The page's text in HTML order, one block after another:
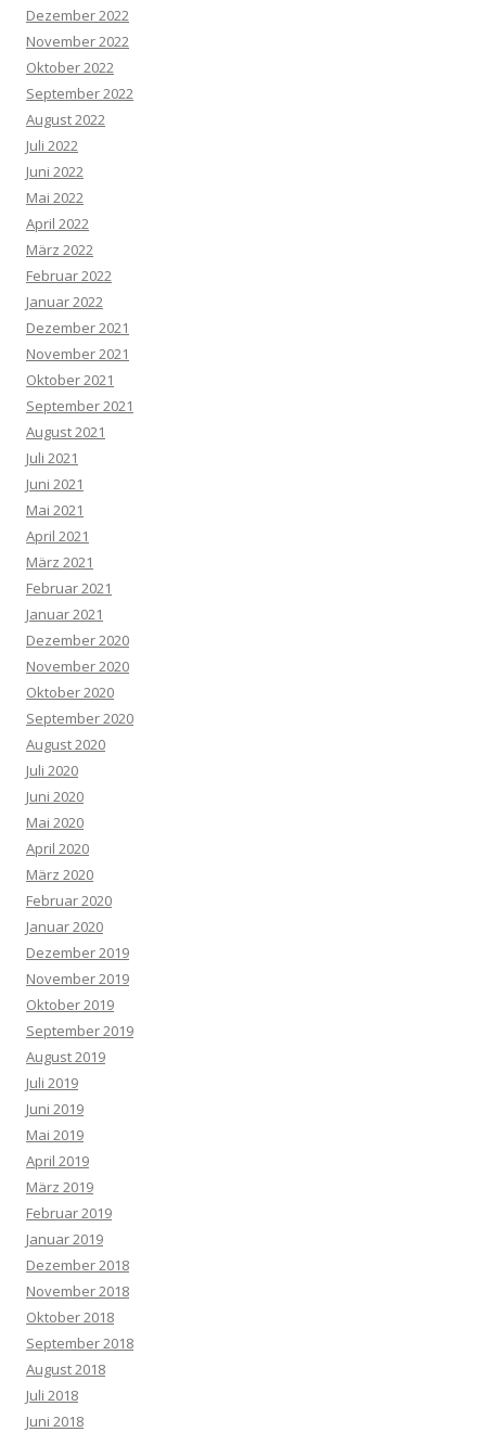
Dezember 2022
November 2022
Oktober 2022
September 2022
August 2022
Juli 2022
Juni 2022
Mai 2022
April 2022
März 2022
Februar 2022
Januar 2022
Dezember 2021
November 2021
Oktober 2021
September 2021
August 2021
Juli 2021
Juni 2021
Mai 2021
April 2021
März 2021
Februar 2021
Januar 2021
Dezember 2020
November 2020
Oktober 2020
September 2020
August 2020
Juli 2020
Juni 2020
Mai 2020
April 2020
März 2020
Februar 2020
Januar 2020
Dezember 2019
November 2019
Oktober 2019
September 2019
August 2019
Juli 2019
Juni 2019
Mai 2019
April 2019
März 2019
Februar 2019
Januar 2019
Dezember 2018
November 2018
Oktober 2018
September 2018
August 2018
Juli 2018
Juni 2018